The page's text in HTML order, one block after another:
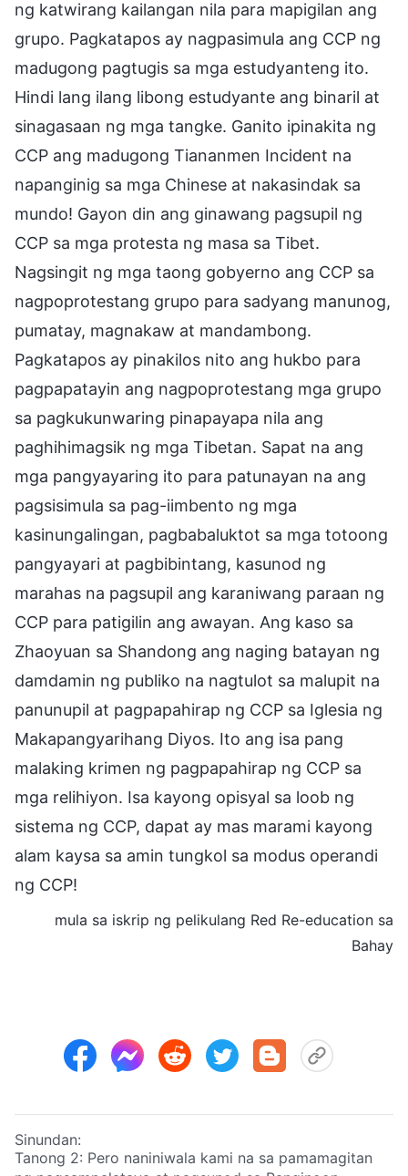
ng katwirang kailangan nila para mapigilan ang
grupo. Pagkatapos ay nagpasimula ang CCP ng
madugong pagtugis sa mga estudyanteng ito.
Hindi lang ilang libong estudyante ang binaril at
sinagasaan ng mga tangke. Ganito ipinakita ng
CCP ang madugong Tiananmen Incident na
napanginig sa mga Chinese at nakasindak sa
mundo! Gayon din ang ginawang pagsupil ng
CCP sa mga protesta ng masa sa Tibet.
Nagsingit ng mga taong gobyerno ang CCP sa
nagpoprotestang grupo para sadyang manunog,
pumatay, magnakaw at mandambong.
Pagkatapos ay pinakilos nito ang hukbo para
pagpapatayin ang nagpoprotestang mga grupo
sa pagkukunwaring pinapayapa nila ang
paghihimagsik ng mga Tibetan. Sapat na ang
mga pangyayaring ito para patunayan na ang
pagsisimula sa pag-iimbento ng mga
kasinungalingan, pagbabaluktot sa mga totoong
pangyayari at pagbibintang, kasunod ng
marahas na pagsupil ang karaniwang paraan ng
CCP para patigilin ang awayan. Ang kaso sa
Zhaoyuan sa Shandong ang naging batayan ng
damdamin ng publiko na nagtulot sa malupit na
panunupil at pagpapahirap ng CCP sa Iglesia ng
Makapangyarihang Diyos. Ito ang isa pang
malaking krimen ng pagpapahirap ng CCP sa
mga relihiyon. Isa kayong opisyal sa loob ng
sistema ng CCP, dapat ay mas marami kayong
alam kaysa sa amin tungkol sa modus operandi
ng CCP!
mula sa iskrip ng pelikulang Red Re-education sa
Bahay
Sinundan:
Tanong 2: Pero naniniwala kami na sa pamamagitan